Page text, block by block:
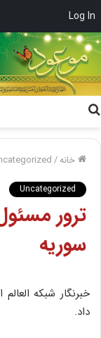
Log In
خانه/
Uncategorized
ترور
سوریه
خبرنگار شبکه
داد.